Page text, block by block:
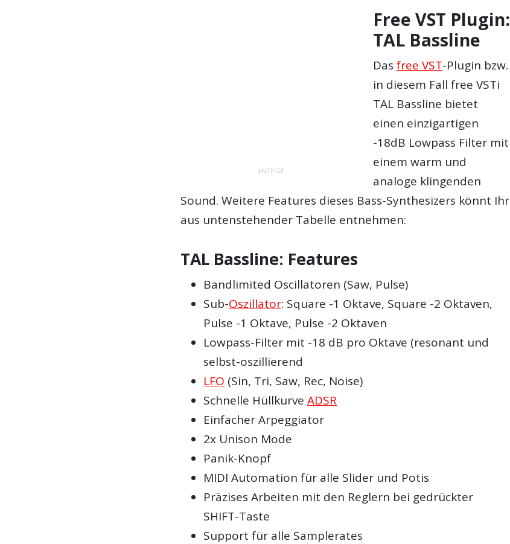
ANZEIGE
Free VST Plugin:
TAL Bassline
Dasfree VST-Plugin bzw.
in diesem Fall free VSTi
TAL Bassline bietet
einen einzigartigen
-18dB Lowpass Filter mit
einem warm und
analoge klingenden
Sound. Weitere Features dieses Bass-Synthesizers könnt Ihr
aus untenstehender Tabelle entnehmen:
TAL Bassline: Features
Bandlimited Oscillatoren (Saw, Pulse)
Sub-Oszillator: Square -1 Oktave, Square -2 Oktaven,
Pulse -1 Oktave, Pulse -2 Oktaven
Lowpass-Filter mit -18 dB pro Oktave (resonant und
selbst-oszillierend
LFO (Sin, Tri, Saw, Rec, Noise)
Schnelle HüllkurveADSR
Einfacher Arpeggiator
2x Unison Mode
Panik-Knopf
MIDI Automation für alle Slider und Potis
Präzises Arbeiten mit den Reglern bei gedrückter
SHIFT-Taste
Support für alle Samplerates